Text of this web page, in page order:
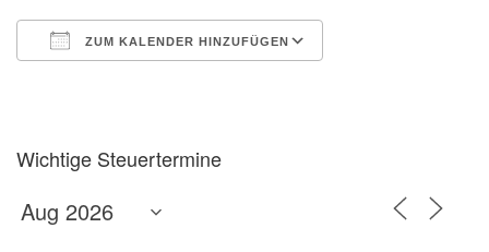
ZUM KALENDER HINZUFÜGEN
Wichtige Steuertermine